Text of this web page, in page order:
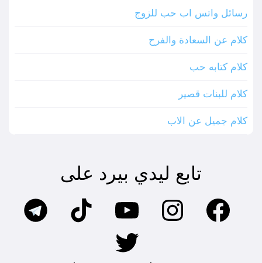
رسائل واتس اب حب للزوج
كلام عن السعادة والفرح
كلام كتابه حب
كلام للبنات قصير
كلام جميل عن الاب
تابع ليدي بيرد على